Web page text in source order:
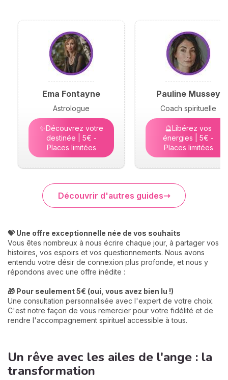
Ema Fontayne
Astrologue
✨Découvrez votre
destinée | 5€ -
Places limitées
Pauline Mussey
Coach spirituelle
🔮Libérez vos
énergies | 5€ -
Places limitées
Découvrir d'autres guides
💝 Une offre exceptionnelle née de vos souhaits
Vous êtes nombreux à nous écrire chaque jour, à partager vos
histoires, vos espoirs et vos questionnements. Nous avons
entendu votre désir de connexion plus profonde, et nous y
répondons avec une offre inédite :
🎁 Pour seulement 5€ (oui, vous avez bien lu !)
Une consultation personnalisée avec l'expert de votre choix.
C'est notre façon de vous remercier pour votre fidélité et de
rendre l'accompagnement spirituel accessible à tous.
Un rêve avec les ailes de l'ange : la
transformation